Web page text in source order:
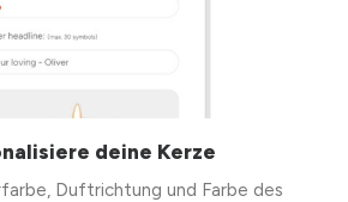
deine Kerze
Duftrichtung und Farbe des